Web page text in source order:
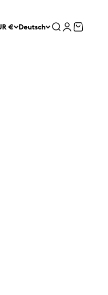
€ Deutsch SucheAnmelden